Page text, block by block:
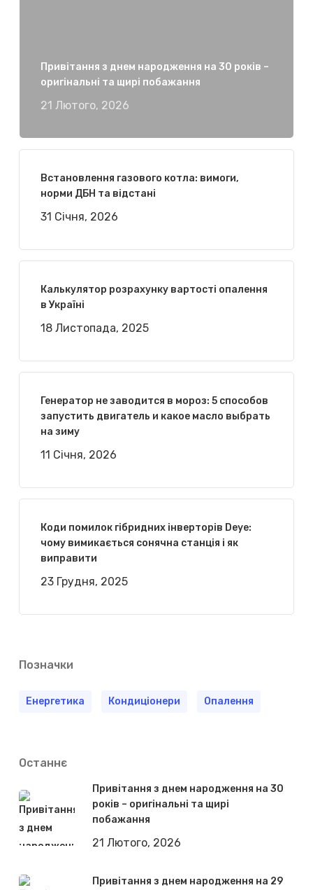
Привітання з днем народження на 30 років –
оригінальні та щирі побажання
21 Лютого, 2026
Встановлення газового котла: вимоги,
норми ДБН та відстані
31 Січня, 2026
Калькулятор розрахунку вартості опалення
в Україні
18 Листопада, 2025
Генератор не заводится в мороз: 5 способов
запустить двигатель и какое масло выбрать
на зиму
11 Січня, 2026
Коди помилок гібридних інверторів Deye:
чому вимикається сонячна станція і як
виправити
23 Грудня, 2025
Позначки
Енергетика Кондиціонери Опалення
Останнє
Привітання з днем народження на 30
років – оригінальні та щирі
побажання
21 Лютого, 2026
Привітання з днем народження на 29